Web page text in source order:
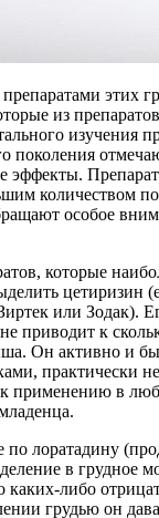
этих
из
изучения
поколения
эффекты.
количеством
особое
которые
цетиризин
или Зодак).
приводит к
Он активно и
практически
применению в
по лоратадину
в грудное
каких-либо
грудью он